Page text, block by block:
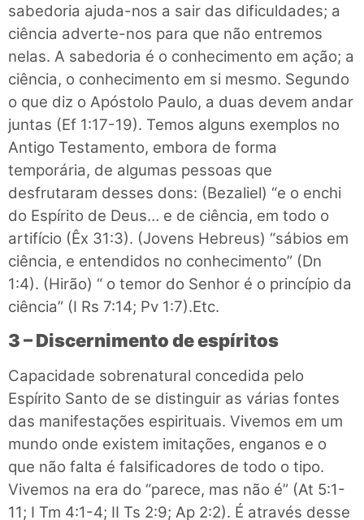
sabedoria ajuda-nos a sair das dificuldades; a
ciência adverte-nos para que não entremos
nelas. A sabedoria é o conhecimento em ação; a
ciência, o conhecimento em si mesmo. Segundo
o que diz o Apóstolo Paulo, a duas devem andar
juntas (Ef 1:17-19). Temos alguns exemplos no
Antigo Testamento, embora de forma
temporária, de algumas pessoas que
desfrutaram desses dons: (Bezaliel) “e o enchi
do Espírito de Deus… e de ciência, em todo o
artifício (Êx 31:3). (Jovens Hebreus) “sábios em
ciência, e entendidos no conhecimento” (Dn
1:4). (Hirão) “ o temor do Senhor é o princípio da
ciência” (I Rs 7:14; Pv 1:7).Etc.
3 – Discernimento de espíritos
Capacidade sobrenatural concedida pelo
Espírito Santo de se distinguir as várias fontes
das manifestações espirituais. Vivemos em um
mundo onde existem imitações, enganos e o
que não falta é falsificadores de todo o tipo.
Vivemos na era do “parece, mas não é” (At 5:1-
11; I Tm 4:1-4; II Ts 2:9; Ap 2:2). É através desse